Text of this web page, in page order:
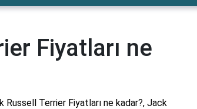
Fiyatları ne
Terrier Fiyatları ne kadar?, Jack